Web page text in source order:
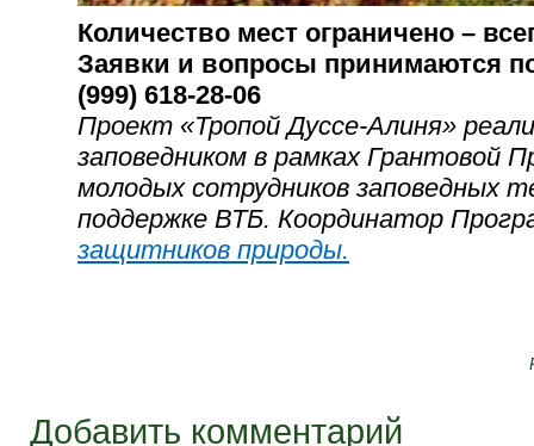
Количество мест ограничено –
Заявки и вопросы принимаются
(999) 618-28-06
Проект «Тропой Дуссе-Алиня»
заповедником в рамках Грантовой
молодых сотрудников заповедных
поддержке ВТБ. Координатор
защитников природы.
Добавить комментарий